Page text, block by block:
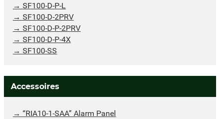
SF100-D-P-L
SF100-D-2PRV
SF100-D-P-2PRV
SF100-D-P-4X
SF100-SS
Accessoires
“RIA10-1-SAA” Alarm Panel